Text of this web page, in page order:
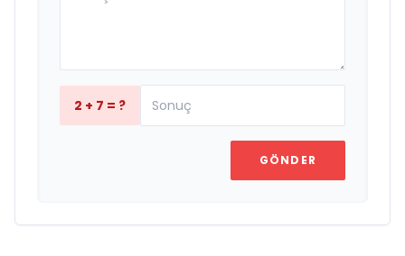
2 + 7 = ?
GÖNDER